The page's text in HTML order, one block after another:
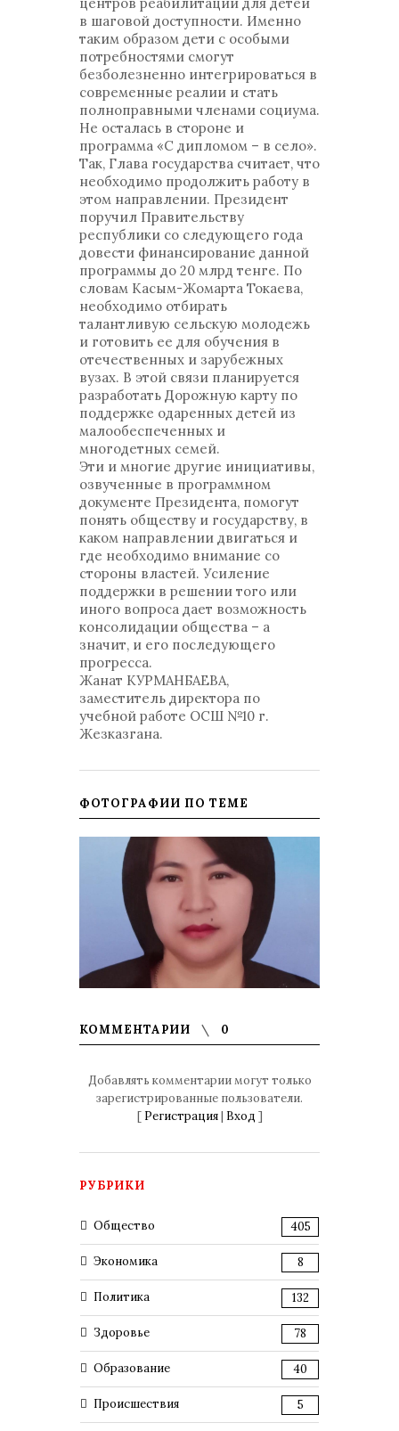
в шаговой доступности. Именно
таким образом дети с особыми
потребностями смогут
безболезненно интегрироваться в
современные реалии и стать
полноправными членами социума.
Не осталась в стороне и
программа «С дипломом – в село».
Так, Глава государства считает, что
необходимо продолжить работу в
этом направлении. Президент
поручил Правительству
республики со следующего года
довести финансирование данной
программы до 20 млрд тенге. По
словам Касым-Жомарта Токаева,
необходимо отбирать
талантливую сельскую молодежь
и готовить ее для обучения в
отечественных и зарубежных
вузах. В этой связи планируется
разработать Дорожную карту по
поддержке одаренных детей из
малообеспеченных и
многодетных семей.
Эти и многие другие инициативы,
озвученные в программном
документе Президента, помогут
понять обществу и государству, в
каком направлении двигаться и
где необходимо внимание со
стороны властей. Усиление
поддержки в решении того или
иного вопроса дает возможность
консолидации общества – а
значит, и его последующего
прогресса.
Жанат КУРМАНБАЕВА,
заместитель директора по
учебной работе ОСШ №10 г.
Жезказгана.
ФОТОГРАФИИ ПО ТЕМЕ
КОММЕНТАРИИ 0
Добавлять комментарии могут только
зарегистрированные пользователи.
[ Регистрация| Вход ]
РУБРИКИ
Общество 405
Экономика 8
Политика 132
Здоровье 78
Образование 40
Происшествия 5